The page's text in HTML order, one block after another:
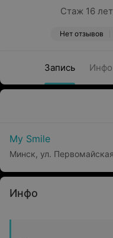
Стаж 16
Нет отзывов
Запись Инфо
My Smile
Минск, ул.
Инфо